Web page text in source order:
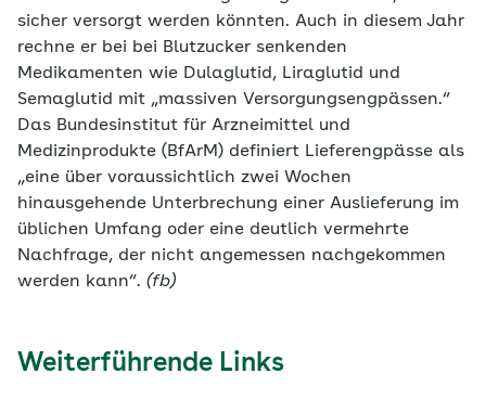
sicher versorgt werden könnten. Auch in diesem Jahr
rechne er bei bei Blutzucker senkenden
Medikamenten wie Dulaglutid, Liraglutid und
Semaglutid mit „massiven Versorgungsengpässen.“
Das Bundesinstitut für Arzneimittel und
Medizinprodukte (BfArM) definiert Lieferengpässe als
„eine über voraussichtlich zwei Wochen
hinausgehende Unterbrechung einer Auslieferung im
üblichen Umfang oder eine deutlich vermehrte
Nachfrage, der nicht angemessen nachgekommen
werden kann“. (fb)
Weiterführende Links